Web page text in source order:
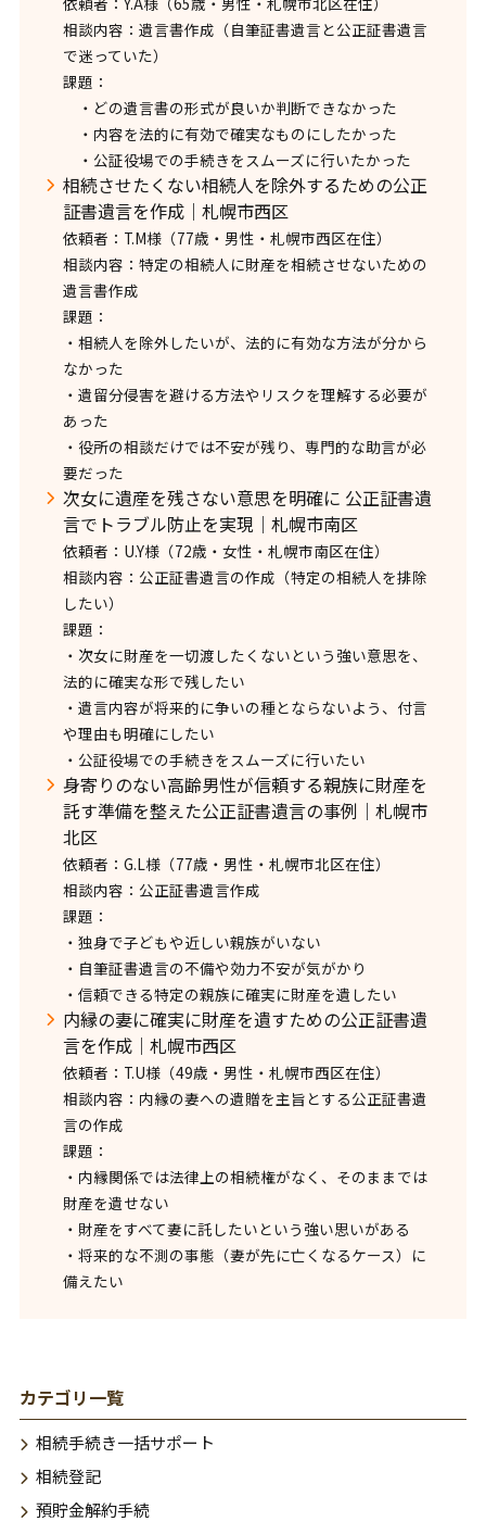
相談内容：遺言書作成（自筆証書遺言と公正証書遺言
で迷っていた）
課題：
・どの遺言書の形式が良いか判断できなかった
・内容を法的に有効で確実なものにしたかった
・公証役場での手続きをスムーズに行いたかった
相続させたくない相続人を除外するための公正
証書遺言を作成｜札幌市西区
依頼者：T.M様（77歳・男性・札幌市西区在住）
相談内容：特定の相続人に財産を相続させないための
遺言書作成
課題：
・相続人を除外したいが、法的に有効な方法が分から
なかった
・遺留分侵害を避ける方法やリスクを理解する必要が
あった
・役所の相談だけでは不安が残り、専門的な助言が必
要だった
次女に遺産を残さない意思を明確に 公正証書遺
言でトラブル防止を実現｜札幌市南区
依頼者：U.Y様（72歳・女性・札幌市南区在住）
相談内容：公正証書遺言の作成（特定の相続人を排除
したい）
課題：
・次女に財産を一切渡したくないという強い意思を、
法的に確実な形で残したい
・遺言内容が将来的に争いの種とならないよう、付言
や理由も明確にしたい
・公証役場での手続きをスムーズに行いたい
身寄りのない高齢男性が信頼する親族に財産を
託す準備を整えた公正証書遺言の事例｜札幌市
北区
依頼者：G.L様（77歳・男性・札幌市北区在住）
相談内容：公正証書遺言作成
課題：
・独身で子どもや近しい親族がいない
・自筆証書遺言の不備や効力不安が気がかり
・信頼できる特定の親族に確実に財産を遺したい
内縁の妻に確実に財産を遺すための公正証書遺
言を作成｜札幌市西区
依頼者：T.U様（49歳・男性・札幌市西区在住）
相談内容：内縁の妻への遺贈を主旨とする公正証書遺
言の作成
課題：
・内縁関係では法律上の相続権がなく、そのままでは
財産を遺せない
・財産をすべて妻に託したいという強い思いがある
・将来的な不測の事態（妻が先に亡くなるケース）に
備えたい
カテゴリ一覧
相続手続き一括サポート
相続登記
預貯金解約手続